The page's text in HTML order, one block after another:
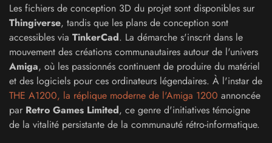
Les fichiers de conception 3D du projet sont disponibles sur
Thingiverse, tandis que les plans de conception sont
accessibles via TinkerCad. La démarche s'inscrit dans le
mouvement des créations communautaires autour de l'univers
Amiga, où les passionnés continuent de produire du matériel
et des logiciels pour ces ordinateurs légendaires. À l'instar de
THE A1200, la réplique moderne de l'Amiga 1200 annoncée
par Retro Games Limited, ce genre d'initiatives témoigne
de la vitalité persistante de la communauté rétro-informatique.